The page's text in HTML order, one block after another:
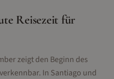
Reisezeit für
zeigt den Beginn des
In Santiago und